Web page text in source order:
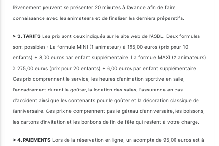
l’événement peuvent se présenter 20 minutes à l’avance afin de faire
connaissance avec les animateurs et de finaliser les derniers préparatifs.
> 3. TARIFS Les prix sont ceux indiqués sur le site web de l'ASBL. Deux formules
sont possibles : La formule MINI (1 animateur) à 195,00 euros (prix pour 10
enfants) + 8,00 euros par enfant supplémentaire. La formule MAXI (2 animateurs)
à 275,00 euros (prix pour 20 enfants) + 6,00 euros par enfant supplémentaire.
Ces prix comprennent le service, les heures d'animation sportive en salle,
l'encadrement durant le goûter, la location des salles, l'assurance en cas
d'accident ainsi que les contenants pour le goûter et la décoration classique de
l’anniversaire. Ces prix ne comprennent pas le gâteau d'anniversaire, les boissons,
les cartons d'invitation et les bonbons de fin de fête qui restent à votre charge.
> 4. PAIEMENTS Lors de la réservation en ligne, un acompte de 95,00 euros est à